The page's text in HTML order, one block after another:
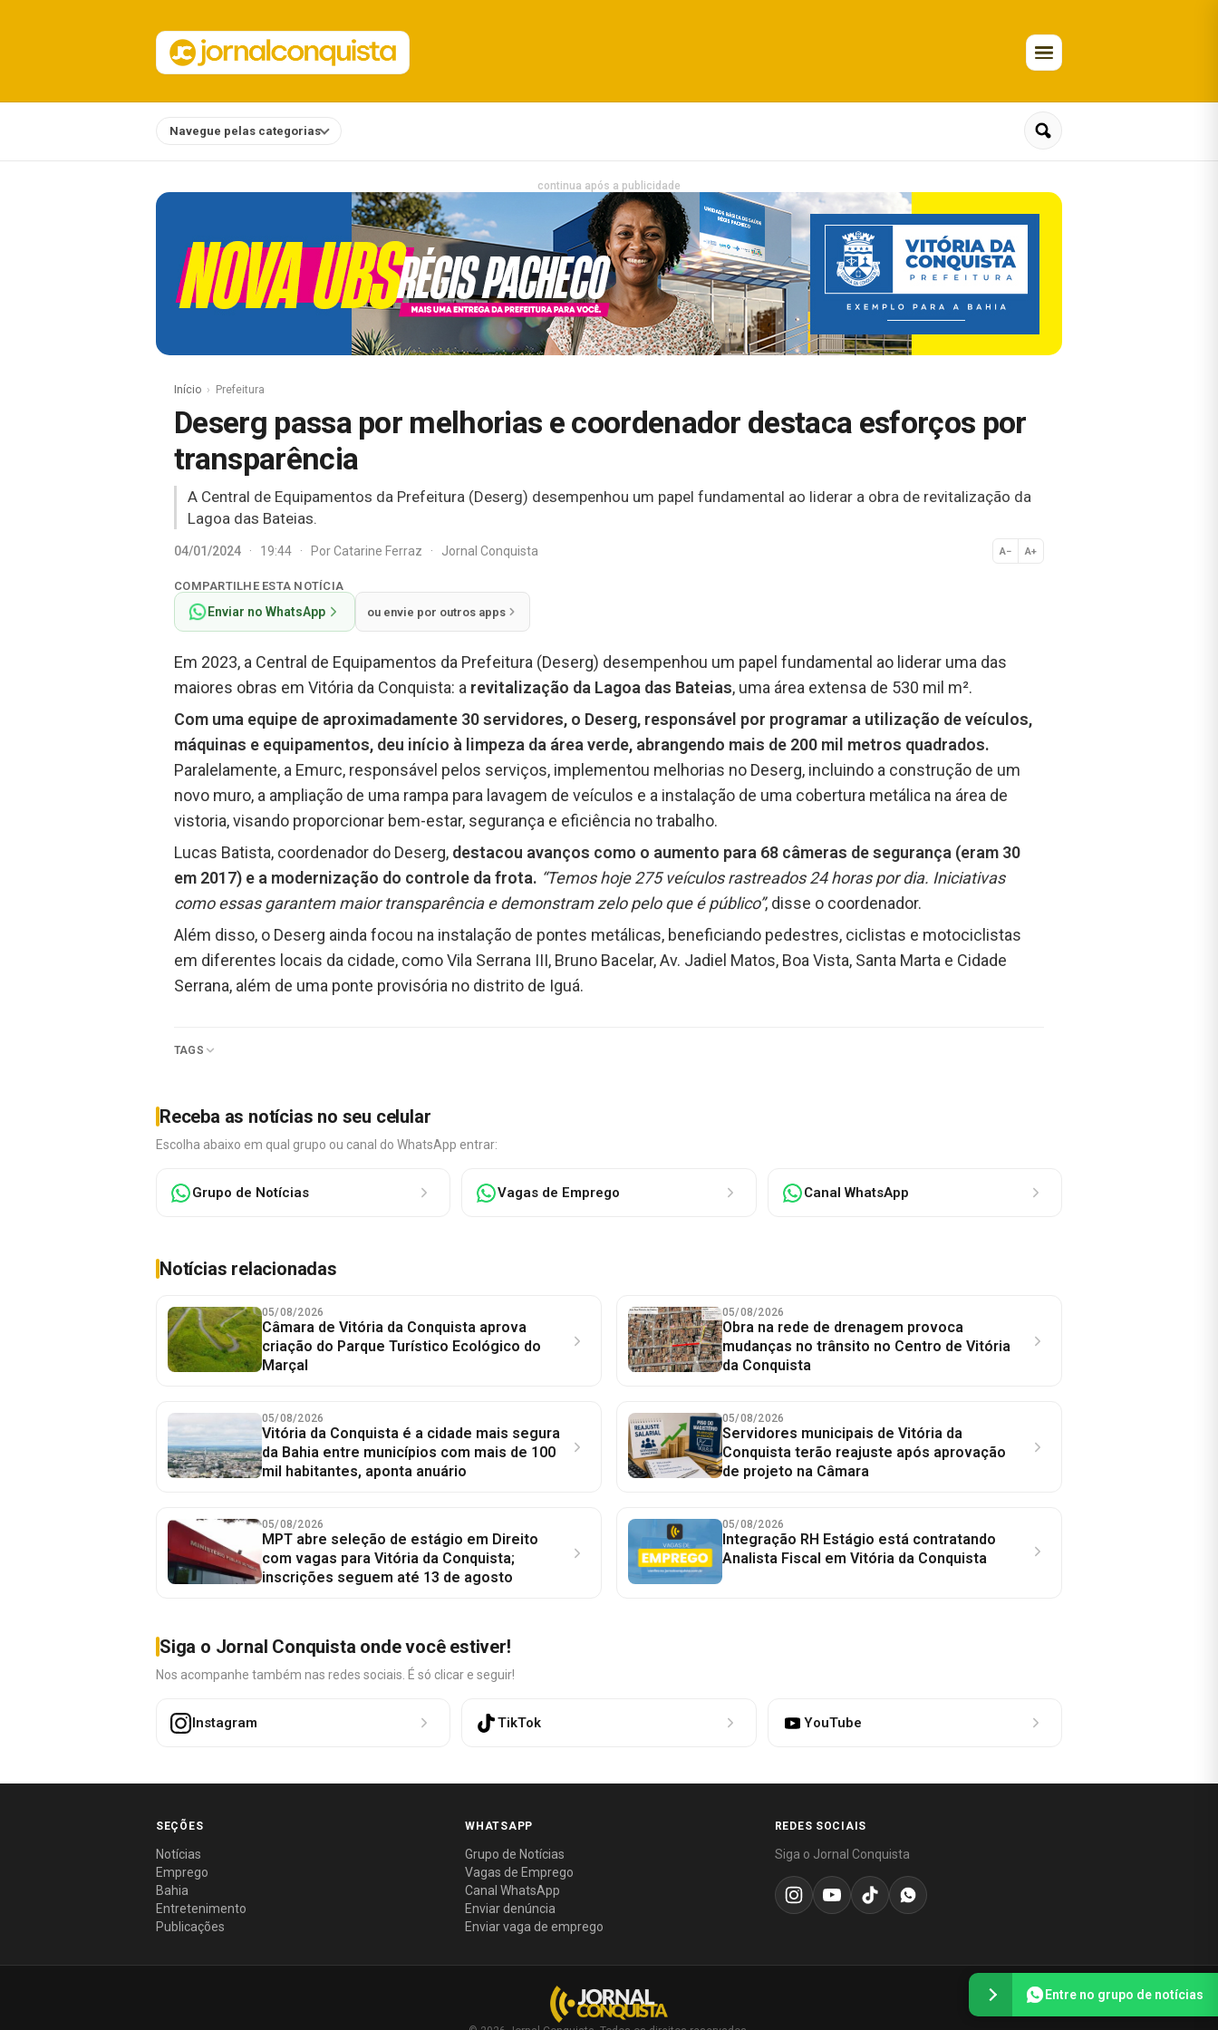
Navegue pelas categorias
continua após a publicidade
Início Prefeitura
Deserg passa por melhorias e coordenador destaca esforços por
transparência
A Central de Equipamentos da Prefeitura (Deserg) desempenhou um papel fundamental ao liderar a obra de revitalização da
Lagoa das Bateias.
04/01/2024 · 19:44 · PorCatarine Ferraz · Jornal Conquista A− A+
Normal
COMPARTILHE ESTA NOTÍCIA
Enviar no WhatsApp ou envie por outros apps
Em 2023, a Central de Equipamentos da Prefeitura (Deserg) desempenhou um papel fundamental ao liderar uma das
maiores obras em Vitória da Conquista: a revitalização da Lagoa das Bateias, uma área extensa de 530 mil m².
Com uma equipe de aproximadamente 30 servidores, o Deserg, responsável por programar a utilização de veículos,
máquinas e equipamentos, deu início à limpeza da área verde, abrangendo mais de 200 mil metros quadrados.
Paralelamente, a Emurc, responsável pelos serviços, implementou melhorias no Deserg, incluindo a construção de um
novo muro, a ampliação de uma rampa para lavagem de veículos e a instalação de uma cobertura metálica na área de
vistoria, visando proporcionar bem-estar, segurança e eficiência no trabalho.
Lucas Batista, coordenador do Deserg, destacou avanços como o aumento para 68 câmeras de segurança (eram 30
em 2017) e a modernização do controle da frota. “Temos hoje 275 veículos rastreados 24 horas por dia. Iniciativas
como essas garantem maior transparência e demonstram zelo pelo que é público”, disse o coordenador.
Além disso, o Deserg ainda focou na instalação de pontes metálicas, beneficiando pedestres, ciclistas e motociclistas
em diferentes locais da cidade, como Vila Serrana III, Bruno Bacelar, Av. Jadiel Matos, Boa Vista, Santa Marta e Cidade
Serrana, além de uma ponte provisória no distrito de Iguá.
TAGS
Receba as notícias no seu celular
Escolha abaixo em qual grupo ou canal do WhatsApp entrar:
Grupo de Notícias Vagas de Emprego Canal WhatsApp
Notícias relacionadas
05/08/2026
Câmara de Vitória da Conquista aprova
criação do Parque Turístico Ecológico do
Marçal
05/08/2026
Obra na rede de drenagem provoca
mudanças no trânsito no Centro de Vitória
da Conquista
05/08/2026
Vitória da Conquista é a cidade mais segura
da Bahia entre municípios com mais de 100
mil habitantes, aponta anuário
05/08/2026
Servidores municipais de Vitória da
Conquista terão reajuste após aprovação
de projeto na Câmara
05/08/2026
MPT abre seleção de estágio em Direito
com vagas para Vitória da Conquista;
inscrições seguem até 13 de agosto
05/08/2026
Integração RH Estágio está contratando
Analista Fiscal em Vitória da Conquista
Siga o Jornal Conquista onde você estiver!
Nos acompanhe também nas redes sociais. É só clicar e seguir!
Instagram TikTok YouTube
SEÇÕES
Notícias
Emprego
Bahia
Entretenimento
Publicações
WHATSAPP
Grupo de Notícias
Vagas de Emprego
Canal WhatsApp
Enviar denúncia
Enviar vaga de emprego
REDES SOCIAIS
Siga o Jornal Conquista
Entre no grupo de notícias